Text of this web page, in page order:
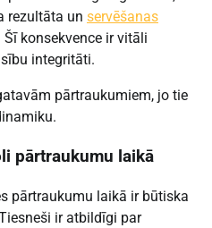
rezultāta un servēšanas
konsekvence ir vitāli
integritāti.
pārtraukumiem, jo tie
pārtraukumu laikā
pārtraukumu laikā ir būtiska
ir atbildīgi par